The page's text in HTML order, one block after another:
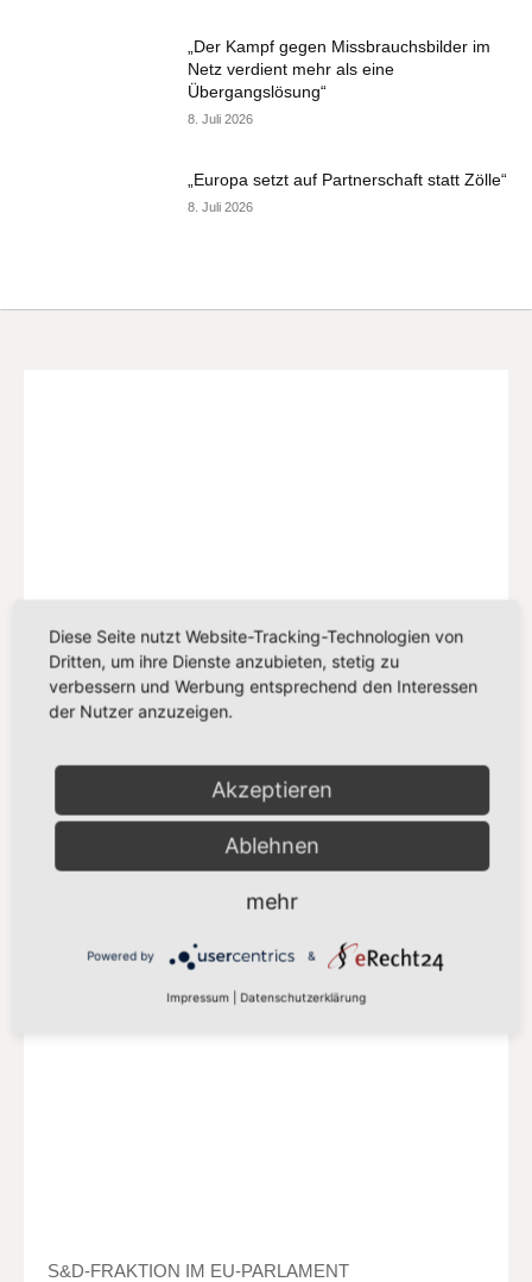
„Der Kampf gegen Missbrauchsbilder im
Netz verdient mehr als eine
Übergangslösung“
8. Juli 2026
„Europa setzt auf Partnerschaft statt Zölle“
8. Juli 2026
Delegation der SPD-Abgeordneten in der
S&D-FRAKTION IM EU-PARLAMENT
Diese Seite nutzt Website-Tracking-Technologien von
Dritten, um ihre Dienste anzubieten, stetig zu
verbessern und Werbung entsprechend den Interessen
der Nutzer anzuzeigen.
Akzeptieren
Ablehnen
mehr
Powered by &
Impressum Datenschutzerklärung